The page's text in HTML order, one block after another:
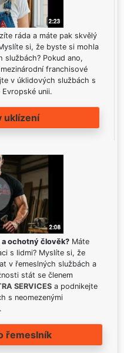
ráda a máte pak skvělý
si, že byste si mohla
službách? Pokud ano,
franchisové
v úklidových službách s
unii.
uklízení
ochotný člověk? Máte
s lidmi? Myslíte si, že
v řemeslných službách a
stát se členem
SERVICES a podnikejte
s neomezenými
řemeslník